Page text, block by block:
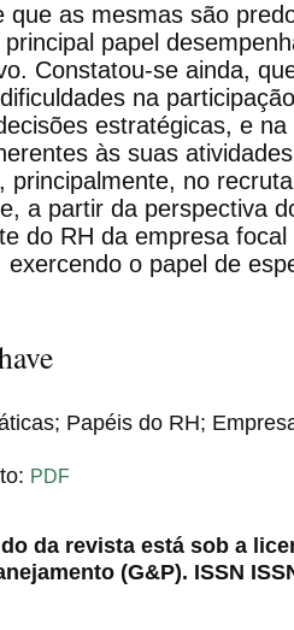
que as mesmas são
papel
Constatou-se ainda,
na
estratégicas, e
às suas
principalmente, no
a partir da perspectiva
do RH da empresa
exercendo o papel de
Papéis do RH;
PDF
da revista está sob a
(G&P). ISSN